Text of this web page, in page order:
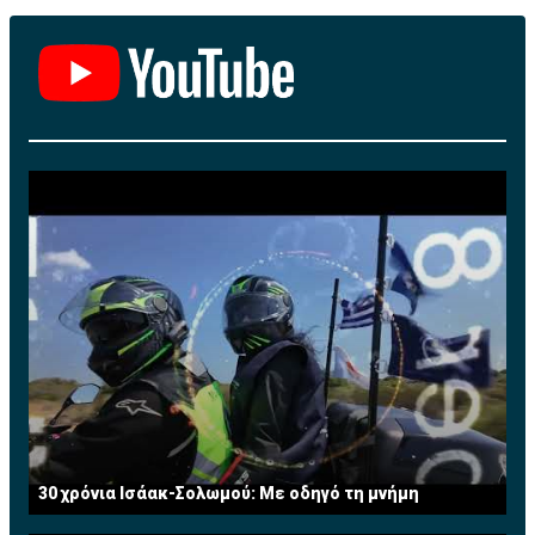
30 χρόνια Ισάακ-Σολωμού: Με οδηγό τη μνήμη